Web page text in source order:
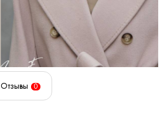
Отзывы 0